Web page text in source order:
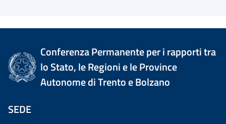
Conferenza Permanente per i rapporti tra
lo Stato, le Regioni e le Province
Autonome di Trento e Bolzano
SEDE